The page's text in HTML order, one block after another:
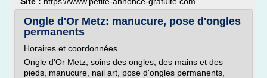
Ongle d'Or Metz: manucure, pose d'ongles
permanents
Horaires et coordonnées
Ongle d'Or Metz, soins des ongles, des mains et des
pieds, manucure, nail art, pose d'ongles permanents,